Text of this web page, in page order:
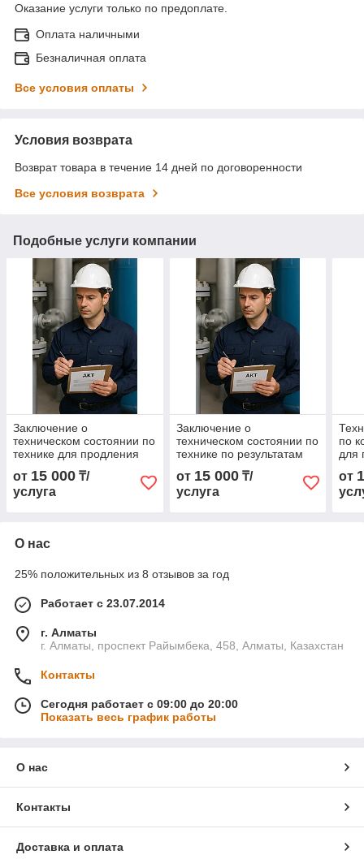
Оказание услуги только по предоплате.
Оплата наличными
Безналичная оплата
Все условия оплаты
Условия возврата
Возврат товара в течение 14 дней по договоренности
Все условия возврата
Подобные услуги компании
Заключение о
техническом состоянии по
технике для продления
эксплуатации
от 15 000 ₸/
услуга
Заключение о
техническом состоянии по
технике по результатам
обследования
от 15 000₸/
услуга
по
для
от
О нас
25% положительных из 8 отзывов за год
Работает с 23.07.2014
г. Алматы
г. Алматы, проспект Райымбека, 458, Алматы, Казахстан
Контакты
Сегодня работает с 09:00 до 20:00
Показать весь график работы
О нас
Контакты
Доставка и оплата